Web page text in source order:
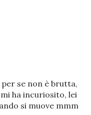
se non è brutta,
ha incuriosito, lei
si muove mmm